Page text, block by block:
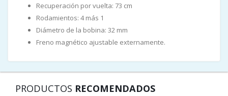
Recuperación por vuelta: 73 cm
Rodamientos: 4 más 1
Diámetro de la bobina: 32 mm
Freno magnético ajustable externamente.
PRODUCTOS RECOMENDADOS